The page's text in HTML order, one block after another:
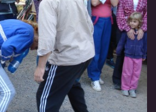
VIDEO
Z ROZDROJOVICKÉ